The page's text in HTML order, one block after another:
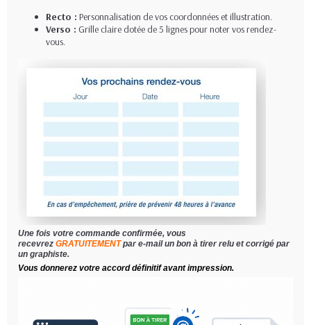
Recto : Personnalisation de vos coordonnées et illustration.
Verso : Grille claire dotée de 5 lignes pour noter vos rendez-
vous.
Une fois votre commande confirmée, vous
recevrez GRATUITEMENT par e-mail un bon à tirer relu et corrigé par
un graphiste.
Vous donnerez votre accord définitif avant impression.